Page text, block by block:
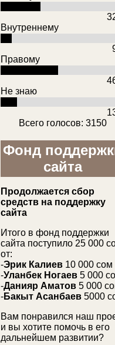
Внутреннему
Правому
Не знаю
Всего голосов: 3150
Фонд
сайта
Продолжается сбор
средств на поддержку
сайта
Итого в фонд поддержки
сайта поступило 25 000
от:
-Эрик Калиев10 000 сом
-Уланбек Ногаев 5 000
-Данияр Аматов5 000
-Бакыт Асанбаев 5000
Вам понравился наш
и вы хотите помочь в его
дальнейшем развитии?